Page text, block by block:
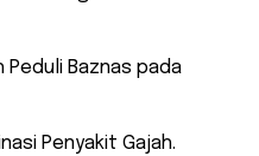
Peduli Baznas pada
Penyakit Gajah.